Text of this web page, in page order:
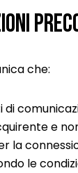
che:
di
e
la
le